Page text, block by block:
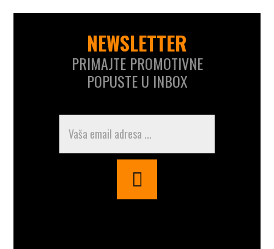
NEWSLETTER
PRIMAJTE PROMOTIVNE
POPUSTE U INBOX